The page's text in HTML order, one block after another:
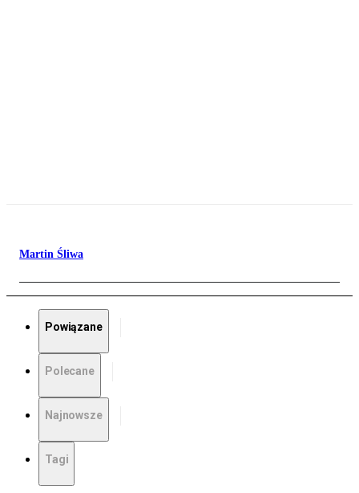
Martin Śliwa
Powiązane
Polecane
Najnowsze
Tagi